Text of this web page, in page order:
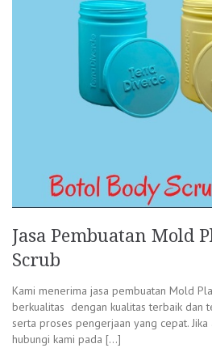
Jasa Pembuatan Mold
Scrub
Kami menerima jasa pembuatan Mold
berkualitas dengan kualitas terbaik dan
serta proses pengerjaan yang cepat.
hubungi kami pada […]